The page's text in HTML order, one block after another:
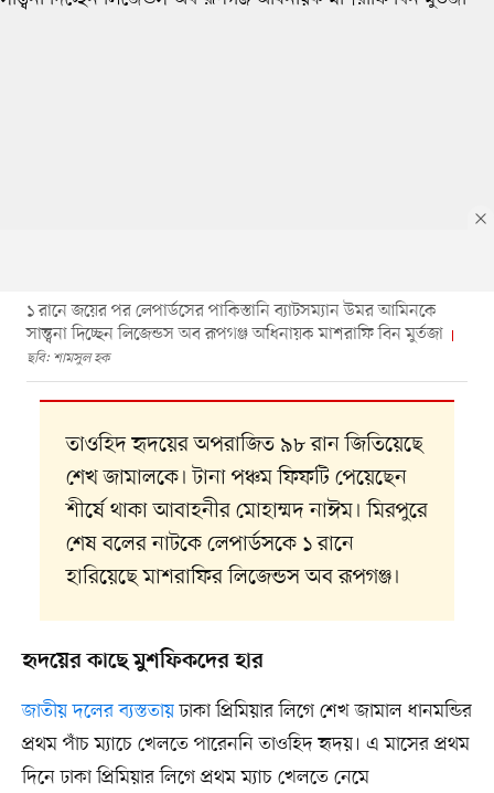
১ রানে জয়ের পর লেপার্ডসের পাকিস্তানি ব্যাটসম্যান উমর আমিনকে
সান্ত্বনা দিচ্ছেন লিজেন্ডস অব রূপগঞ্জ অধিনায়ক মাশরাফি বিন মুর্তজা
ছবি: শামসুল হক
তাওহিদ হৃদয়ের অপরাজিত ৯৮ রান জিতিয়েছে
শেখ জামালকে। টানা পঞ্চম ফিফটি পেয়েছেন
শীর্ষে থাকা আবাহনীর মোহাম্মদ নাঈম। মিরপুরে
শেষ বলের নাটকে লেপার্ডসকে ১ রানে
হারিয়েছে মাশরাফির লিজেন্ডস অব রূপগঞ্জ।
হৃদয়ের কাছে মুশফিকদের হার
জাতীয় দলের ব্যস্ততায়ঢাকা প্রিমিয়ার লিগে শেখ জামাল ধানমন্ডির
প্রথম পাঁচ ম্যাচে খেলতে পারেননি তাওহিদ হৃদয়। এ মাসের প্রথম
দিনে ঢাকা প্রিমিয়ার লিগে প্রথম ম্যাচ খেলতে নেমে